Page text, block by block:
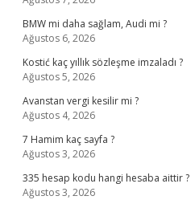
BMW mi daha sağlam, Audi mi ?
Ağustos 6, 2026
Kostić kaç yıllık sözleşme imzaladı ?
Ağustos 5, 2026
Avanstan vergi kesilir mi ?
Ağustos 4, 2026
7 Hamim kaç sayfa ?
Ağustos 3, 2026
335 hesap kodu hangi hesaba aittir ?
Ağustos 3, 2026